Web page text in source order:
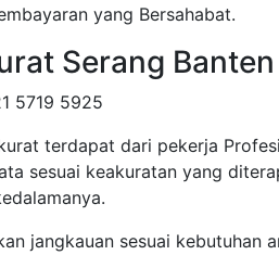
yang Bersahabat.
Serang Banten
5719 5925
terdapat dari pekerja
sesuai keakuratan yang
jangkauan sesuai kebutuhan